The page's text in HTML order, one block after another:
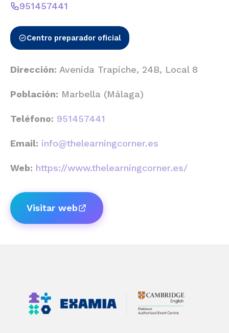
951457441
Centro preparador oficial
Dirección: Avenida Trapiche, 24B, Local 8
Población: Marbella (Málaga)
Teléfono: 951457441
Email: info@thelearningcorner.es
Web: https://www.thelearningcorner.es/
Visitar web